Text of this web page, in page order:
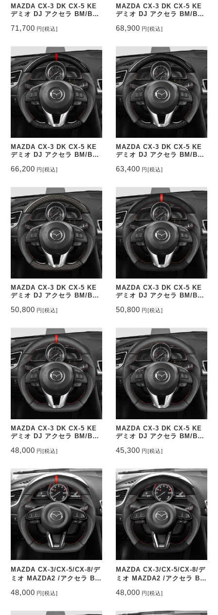
MAZDA CX-3 DK CX-5 KE
デミオ DJ アクセラ BM/BY
パンチングレザー トップマー
71,700 円[税込]
MAZDA CX-3 DK CX-5 KE
デミオ DJ アクセラ BM/BY
パンチングレザー トップマー
68,900 円[税込]
MAZDA CX-3 DK CX-5 KE
デミオ DJ アクセラ BM/BY
ンチングレザー トップマーク
66,200 円[税込]
MAZDA CX-3 DK CX-5 KE
デミオ DJ アクセラ BM/BY
ンチングレザー トップマーク
63,400 円[税込]
MAZDA CX-3 DK CX-5 KE
デミオ DJ アクセラ BM/BY
&パンチングレザー トップマ
50,800 円 [税込]
MAZDA CX-3 DK CX-5 KE
デミオ DJ アクセラ BM/BY
ンチングレザー トップマーク
50,800 円 [税込]
MAZDA CX-3 DK CX-5 KE
デミオ DJ アクセラ BM/BY
ングレザー トップマーク有り
48,000 円 [税込]
MAZDA CX-3 DK CX-5 KE
デミオ DJ アクセラ BM/BY
ングレザー トップマーク無し
45,300 円 [税込]
MAZDA CX-3/CX-5/CX-8/デ
ミオ MAZDA2 /アクセラ BM
ングレザー トップマーク有り
48,000 円 [税込]
MAZDA CX-3/CX-5/CX-8/デ
ミオ MAZDA2 /アクセラ BM
ンチングレザー トップマーク
48,000 円 [税込]